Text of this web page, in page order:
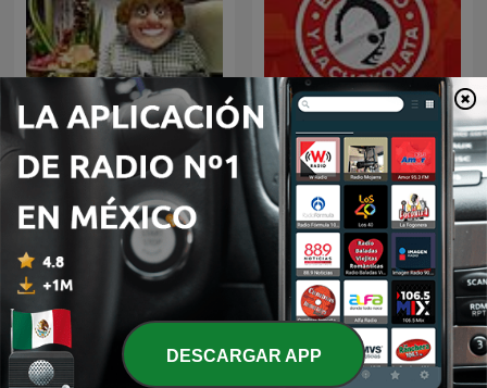
Panda Show (NO OFICIAL)
Erazno y La Chokolata El
Podcast
DESCARGAR APP